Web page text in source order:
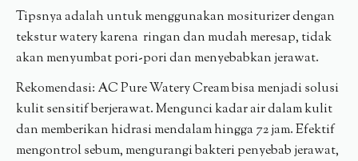
Tipsnya adalah untuk menggunakan mositurizer dengan
tekstur watery karena ringan dan mudah meresap, tidak
akan menyumbat pori-pori dan menyebabkan jerawat.
Rekomendasi: AC Pure Watery Cream bisa menjadi solusi
kulit sensitif berjerawat. Mengunci kadar air dalam kulit
dan memberikan hidrasi mendalam hingga 72 jam. Efektif
mengontrol sebum, mengurangi bakteri penyebab jerawat,